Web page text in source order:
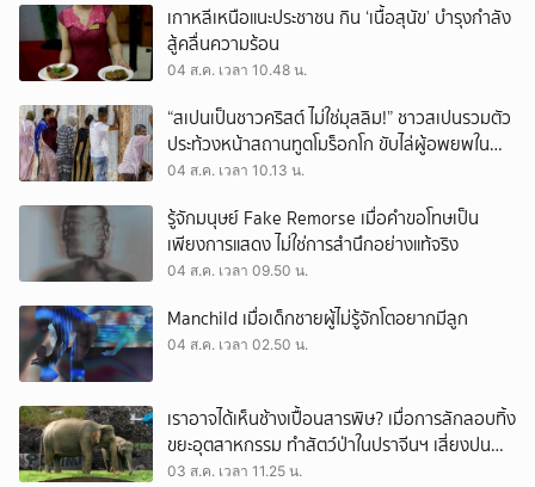
เกาหลีเหนือแนะประชาชน กิน ‘เนื้อสุนัข’ บำรุงกำลัง
สู้คลื่นความร้อน
04 ส.ค. เวลา 10.48 น.
“สเปนเป็นชาวคริสต์ ไม่ใช่มุสลิม!” ชาวสเปนรวมตัว
ประท้วงหน้าสถานทูตโมร็อกโก ขับไล่ผู้อพยพใน
เมืองเซวตาออกนอกประเทศ
04 ส.ค. เวลา 10.13 น.
รู้จักมนุษย์ Fake Remorse เมื่อคำขอโทษเป็น
เพียงการแสดง ไม่ใช่การสำนึกอย่างแท้จริง
04 ส.ค. เวลา 09.50 น.
Manchild เมื่อเด็กชายผู้ไม่รู้จักโตอยากมีลูก
04 ส.ค. เวลา 02.50 น.
เราอาจได้เห็นช้างเปื้อนสารพิษ? เมื่อการลักลอบทิ้ง
ขยะอุตสาหกรรม ทำสัตว์ป่าในปราจีนฯ เสี่ยงปน
เปื้อน
03 ส.ค. เวลา 11.25 น.